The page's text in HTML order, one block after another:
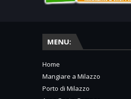
MENU:
Home
Mangiare a Milazzo
Porto di Milazzo